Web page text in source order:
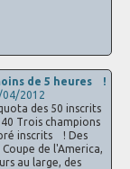
de 5 heures !
04/2012
des 50 inscrits
Trois champions
inscrits ! Des
de l'America,
au large, des